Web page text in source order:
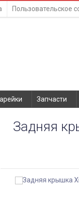
Пользовательское
Запчасти
Задняя